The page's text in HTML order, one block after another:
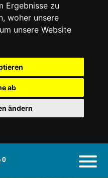
Ergebnisse zu
woher unsere
unsere Website
ab
ändern
0